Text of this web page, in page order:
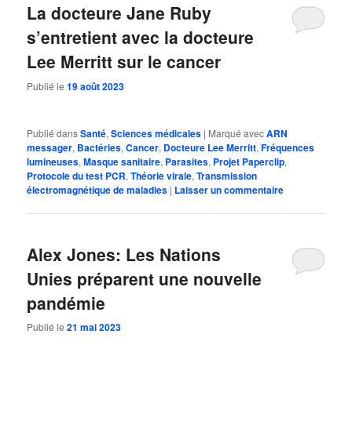
La docteure Jane Ruby
s’entretient avec la docteure
Lee Merritt sur le cancer
Publié le19 août 2023
Publié dansSanté,Sciences médicales | Marqué avecARN
messager, Bactéries,Cancer, Docteure Lee Merritt,Fréquences
lumineuses,Masque sanitaire, Parasites, Projet Paperclip,
Protocole du test PCR,Théorie virale,Transmission
électromagnétique de maladies | Laisser un commentaire
Alex Jones: Les Nations
Unies préparent une nouvelle
pandémie
Publié le21 mai 2023